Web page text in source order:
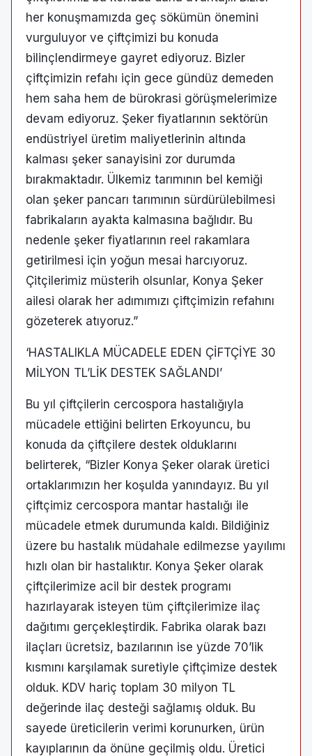
her konuşmamızda geç sökümün önemini
vurguluyor ve çiftçimizi bu konuda
bilinçlendirmeye gayret ediyoruz. Bizler
çiftçimizin refahı için gece gündüz demeden
hem saha hem de bürokrasi görüşmelerimize
devam ediyoruz. Şeker fiyatlarının sektörün
endüstriyel üretim maliyetlerinin altında
kalması şeker sanayisini zor durumda
bırakmaktadır. Ülkemiz tarımının bel kemiği
olan şeker pancarı tarımının sürdürülebilmesi
fabrikaların ayakta kalmasına bağlıdır. Bu
nedenle şeker fiyatlarının reel rakamlara
getirilmesi için yoğun mesai harcıyoruz.
Çitçilerimiz müsterih olsunlar, Konya Şeker
ailesi olarak her adımımızı çiftçimizin refahını
gözeterek atıyoruz.”
‘HASTALIKLA MÜCADELE EDEN ÇİFTÇİYE 30
MİLYON TL’LİK DESTEK SAĞLANDI’
Bu yıl çiftçilerin cercospora hastalığıyla
mücadele ettiğini belirten Erkoyuncu, bu
konuda da çiftçilere destek olduklarını
belirterek, “Bizler Konya Şeker olarak üretici
ortaklarımızın her koşulda yanındayız. Bu yıl
çiftçimiz cercospora mantar hastalığı ile
mücadele etmek durumunda kaldı. Bildiğiniz
üzere bu hastalık müdahale edilmezse yayılımı
hızlı olan bir hastalıktır. Konya Şeker olarak
çiftçilerimize acil bir destek programı
hazırlayarak isteyen tüm çiftçilerimize ilaç
dağıtımı gerçekleştirdik. Fabrika olarak bazı
ilaçları ücretsiz, bazılarının ise yüzde 70’lik
kısmını karşılamak suretiyle çiftçimize destek
olduk. KDV hariç toplam 30 milyon TL
değerinde ilaç desteği sağlamış olduk. Bu
sayede üreticilerin verimi korunurken, ürün
kayıplarının da önüne geçilmiş oldu. Üretici